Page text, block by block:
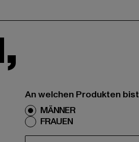
An welchen Produkten
MÄNNER
FRAUEN